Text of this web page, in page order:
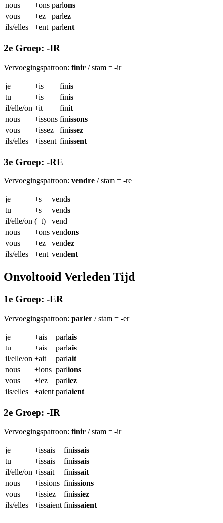
nous
+ons parlons
vous
+ez parlez
ils/elles
+ent parlent
2e Groep: -IR
Vervoegingspatroon: finir / stam = -ir
je +is finis
tu
+is finis
il/elle/on +it finit
nous
+issons finissons
vous
+issez finissez
ils/elles
+issent finissent
3e Groep: -RE
Vervoegingspatroon: vendre / stam = -re
je +s vends
tu
+s vends
il/elle/on (+t)
vend
nous
+ons vendons
vous
+ez vendez
ils/elles
+ent vendent
Onvoltooid Verleden Tijd
1e Groep: -ER
Vervoegingspatroon: parler / stam = -er
je +ais parlais
tu
+ais parlais
il/elle/on +ait parlait
nous
+ions parlions
vous
+iez parliez
ils/elles
+aient parlaient
2e Groep: -IR
Vervoegingspatroon: finir / stam = -ir
je +issais finissais
tu
+issais finissais
il/elle/on +issait finissait
nous
+issions finissions
vous
+issiez finissiez
ils/elles
+issaient finissaient